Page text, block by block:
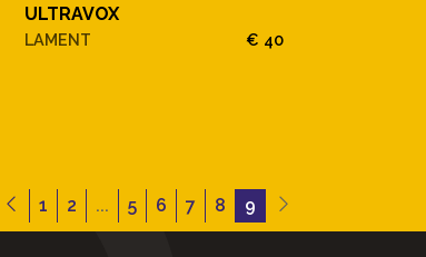
ULTRAVOX
LAMENT € 40
1 2 ... 5 6 7 8 9